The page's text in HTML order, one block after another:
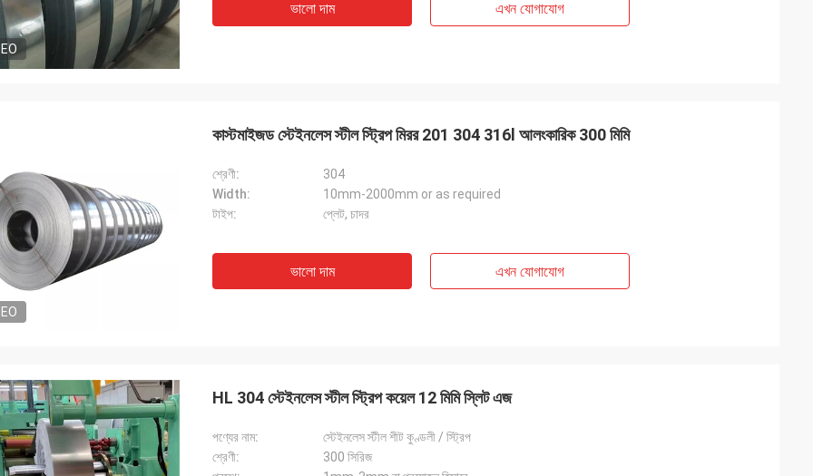
সাগরন
বিশ্বাস, সময়মত অর্ডার ডেলিভারি, ভালো
রয়েছে
jeetsohil
ভালো দাম এখন যোগাযোগ
কাস্টমাইজড স্টেইনলেস স্টীল স্ট্রিপ মিরর 201 304 316l আলংকারিক 300 মিমি
শ্রেণী:
304
Width:
10mm-2000mm or as required
টাইপ:
প্লেট, চাদর
ভালো দাম এখন যোগাযোগ
HL 304 স্টেইনলেস স্টীল স্ট্রিপ কয়েল 12 মিমি স্লিট এজ
পণ্যের নাম:
স্টেইনলেস স্টীল শীট কুণ্ডলী / স্ট্রিপ
শ্রেণী:
300 সিরিজ